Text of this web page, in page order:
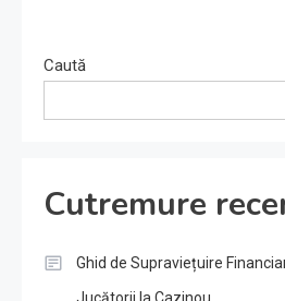
Caută
Cutremure
Ghid de Supraviețuire